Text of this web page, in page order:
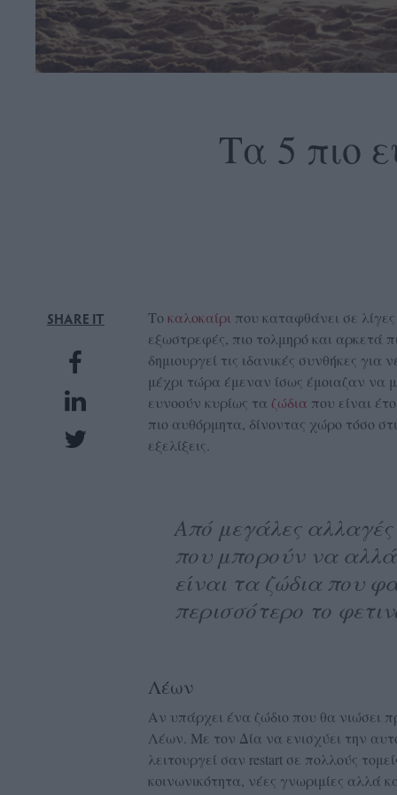
Τα 5 πιο
SHARE IT Το καλοκαίρι που καταφθάνει σε
εξωστρεφές, πιο τολμηρό και αρκετά
δημιουργεί τις ιδανικές συνθήκες
μέχρι τώρα έμεναν ίσως έμοιαζαν να
ευνοούν κυρίως τα ζώδια που είναι
πιο αυθόρμητα, δίνοντας χώρο τόσο
εξελίξεις.
Από μεγάλες αλλαγές
που μπορούν να
είναι τα ζώδια που
περισσότερο το
Λέων
Αν υπάρχει ένα ζώδιο που θα νιώσει
Λέων. Με τον Δία να ενισχύει την
λειτουργεί σαν restart σε πολλούς
κοινωνικότητα, νέες γνωριμίες αλλά